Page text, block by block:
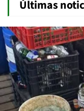
Últimas